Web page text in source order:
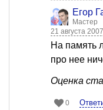
Егор
Мастер
21 августа
На память
про нее
Оценка
0